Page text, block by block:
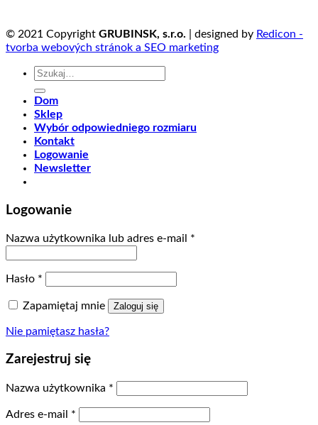
© 2021 Copyright GRUBINSK, s.r.o. | designed by Redicon -
tvorba webových stránok a SEO marketing
Szukaj:
Dom
Sklep
Wybór odpowiedniego rozmiaru
Kontakt
Logowanie
Newsletter
Logowanie
Nazwa użytkownika lub adres e-mail *
Hasło *
Zapamiętaj mnie Zaloguj się
Nie pamiętasz hasła?
Zarejestruj się
Nazwa użytkownika *
Adres e-mail *